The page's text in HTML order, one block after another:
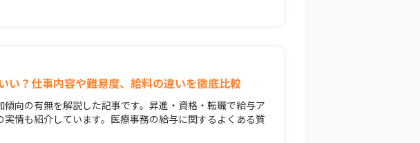
い？仕事内容や難易度、給料の違いを徹底比較
向の有無を解説した記事です。昇進・資格・転職で給与ア
情も紹介しています。医療事務の給与に関するよくある質